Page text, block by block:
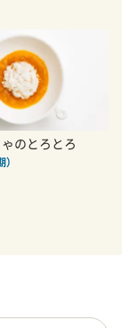
のとろとろ
）